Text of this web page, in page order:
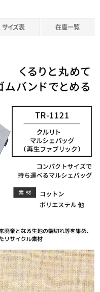
サイズ表 在庫一覧